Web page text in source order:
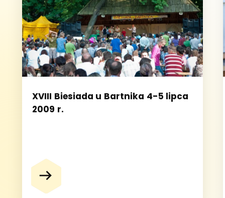
XVIII Biesiada u Bartnika 4-5 lipca
2009 r.